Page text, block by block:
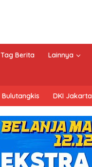
Tag Berita Lainnya
Bulutangkis DKI Jakarta